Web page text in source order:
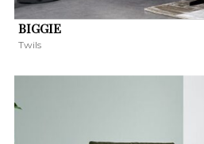
BIGGIE
Twils